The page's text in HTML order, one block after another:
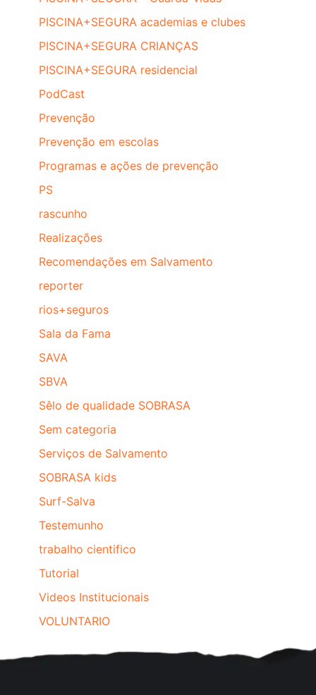
PISCINA+SEGURA academias e clubes
PISCINA+SEGURA CRIANÇAS
PISCINA+SEGURA residencial
PodCast
Prevenção
Prevenção em escolas
Programas e ações de prevenção
PS
rascunho
Realizações
Recomendações em Salvamento
reporter
rios+seguros
Sala da Fama
SAVA
SBVA
Sêlo de qualidade SOBRASA
Sem categoria
Serviços de Salvamento
SOBRASA kids
Surf-Salva
Testemunho
trabalho cientifico
Tutorial
Videos Institucionais
VOLUNTARIO